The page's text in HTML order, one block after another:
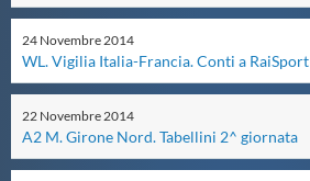
GUG
Scuole Nuoto
Propaganda
24 Novembre2014
WL. Vigilia Italia-Francia. Conti a RaiSport
22 Novembre2014
A2 M. Girone Nord. Tabellini 2^ giornata